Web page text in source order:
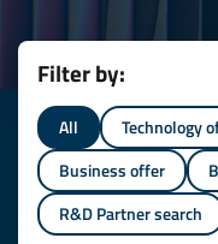
Filter by:
All Technology
Business offer
R&D Partner search